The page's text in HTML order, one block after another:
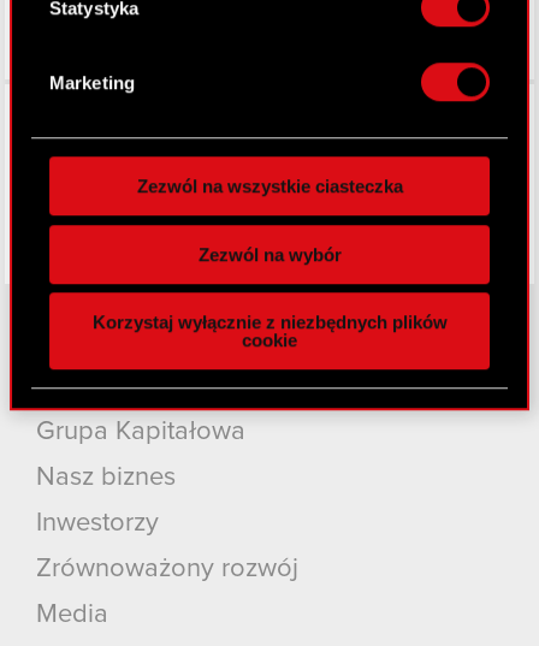
palca)
osobiste dane są przetwarzane oraz ustaw własne
preferencje w
. W Deklaracji
zgodę w dowolnej chwili.
Wykorzystujemy pliki cookie do
funkcje społecznościowe i analizować ruch w
naszej witrynie. Informacje o tym, jak korzystasz
z naszej witryny, udostępniamy partnerom
Partnerzy mogą połączyć te informacje z innymi
danymi otrzymanymi od Ciebie lub uzyskanymi
podczas korzystania z ich usług. Kontynuując
korzystanie z naszej witryny, zgadasz się na
Statystyka
Marketing
Zezwól na wszystkie ciasteczka
Zezwól na wybór
Korzystaj wyłącznie z niezbędnych plików
cookie
O CD PROJEKT
Grupa Kapitałowa
Nasz biznes
Inwestorzy
Zrównoważony rozwój
Media